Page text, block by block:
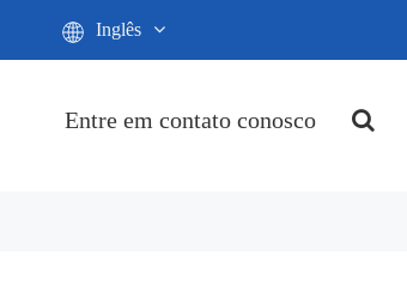
Inglês
Entre em contato conosco